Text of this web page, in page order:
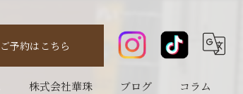
ご予約はこちら
株式会社華珠 ブログ コラム